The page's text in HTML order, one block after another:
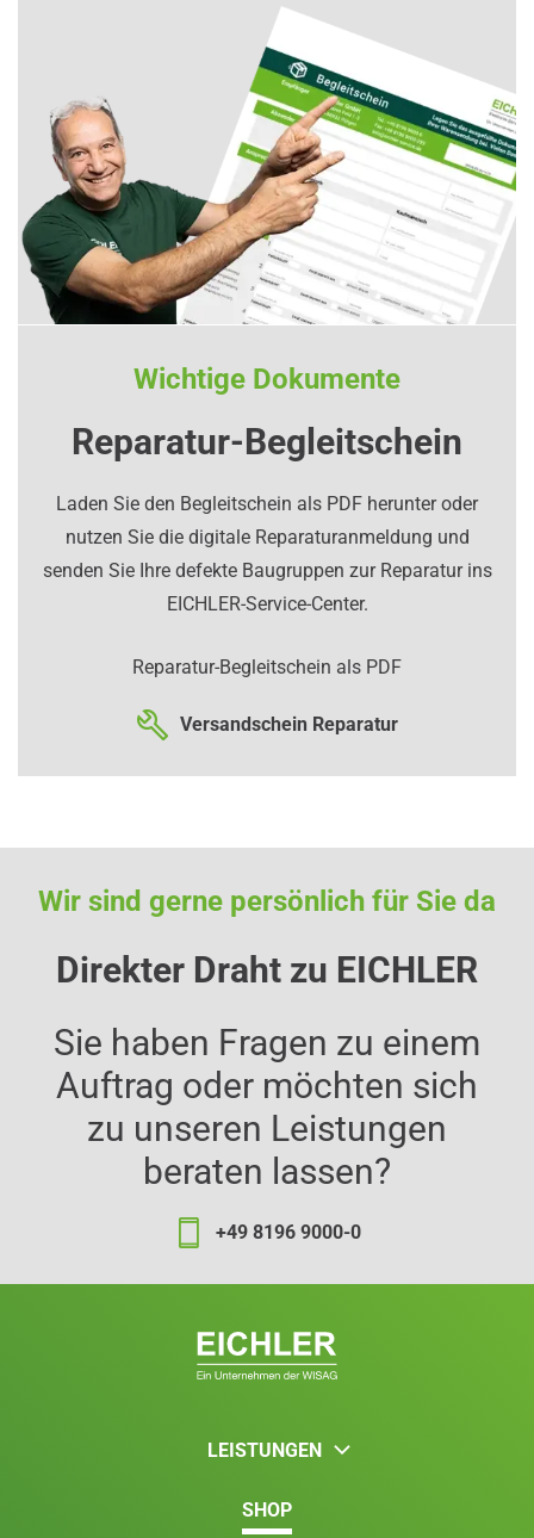
Wichtige Dokumente
Reparatur-Begleitschein
Laden Sie den Begleitschein als PDF herunter oder
nutzen Sie die digitale Reparaturanmeldung und
senden Sie Ihre defekte Baugruppen zur Reparatur ins
EICHLER-Service-Center.
Reparatur-Begleitschein als PDF
Versandschein Reparatur
Wir sind gerne persönlich für Sie da
Direkter Draht zu EICHLER
Sie haben Fragen zu einem
Auftrag oder möchten sich
zu unseren Leistungen
beraten lassen?
+49 8196 9000-0
LEISTUNGEN
SHOP